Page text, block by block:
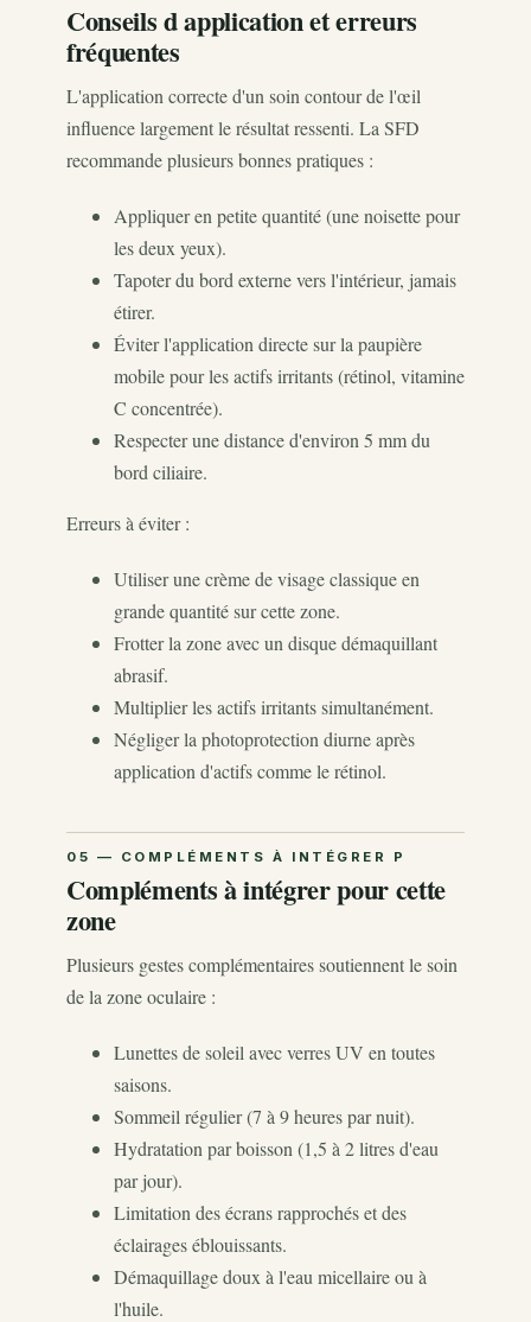
Conseils d application et erreurs
fréquentes
L'application correcte d'un soin contour de l'œil
influence largement le résultat ressenti. La SFD
recommande plusieurs bonnes pratiques :
Appliquer en petite quantité (une noisette pour
les deux yeux).
Tapoter du bord externe vers l'intérieur, jamais
étirer.
Éviter l'application directe sur la paupière
mobile pour les actifs irritants (rétinol, vitamine
C concentrée).
Respecter une distance d'environ 5 mm du
bord ciliaire.
Erreurs à éviter :
Utiliser une crème de visage classique en
grande quantité sur cette zone.
Frotter la zone avec un disque démaquillant
abrasif.
Multiplier les actifs irritants simultanément.
Négliger la photoprotection diurne après
application d'actifs comme le rétinol.
Compléments à intégrer pour cette
zone
Plusieurs gestes complémentaires soutiennent le soin
de la zone oculaire :
Lunettes de soleil avec verres UV en toutes
saisons.
Sommeil régulier (7 à 9 heures par nuit).
Hydratation par boisson (1,5 à 2 litres d'eau
par jour).
Limitation des écrans rapprochés et des
éclairages éblouissants.
Démaquillage doux à l'eau micellaire ou à
l'huile.